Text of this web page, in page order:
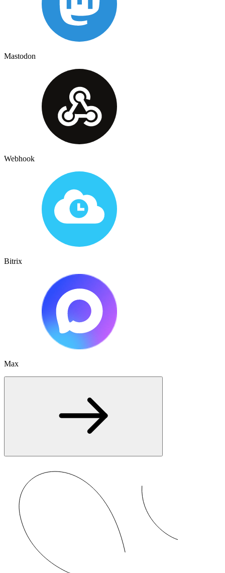
Mastodon
Webhook
Bitrix
Max